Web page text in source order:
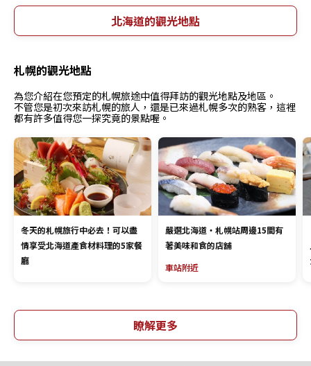
北海道的觀光地點
札幌的觀光地點
為您介紹在您預定的札幌旅途中值得拜訪的觀光地點及地區。
不管您是初次來訪札幌的旅人，還是已來過札幌多次的熟客，這裡
都有許多值得您一探究竟的景點喔。
冬天的札幌旅行中必去！可以盡
情享受北海道產食材料理的5家餐
廳
嚴選北海道・札幌站周邊15間有
著美味和食的店舖
車站附近
瞭解更多